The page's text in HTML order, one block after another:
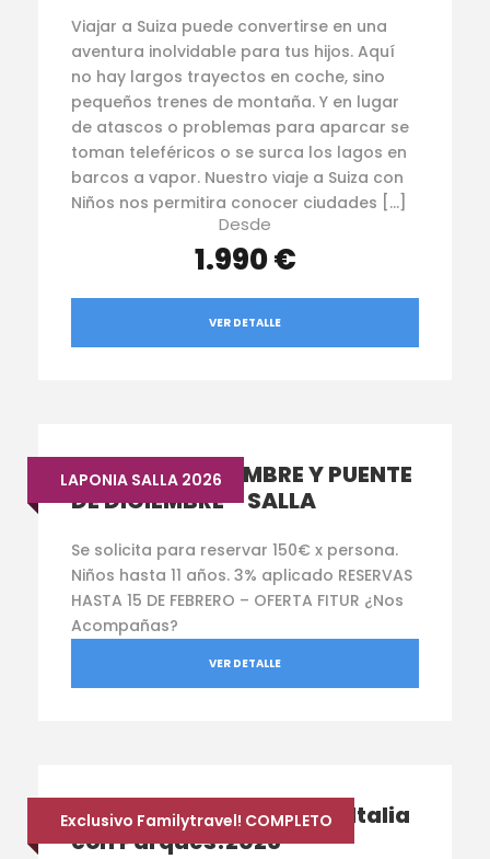
Viajar a Suiza puede convertirse en una
aventura inolvidable para tus hijos. Aquí
no hay largos trayectos en coche, sino
pequeños trenes de montaña. Y en lugar
de atascos o problemas para aparcar se
toman teleféricos o se surca los lagos en
barcos a vapor. Nuestro viaje a Suiza con
Niños nos permitira conocer ciudades […]
Desde
1.990 €
VER DETALLE
LAPONIA SALLA 2026
LAPONIA NOVIEMBRE Y PUENTE
DE DICIEMBRE – SALLA
Se solicita para reservar 150€ x persona.
Niños hasta 11 años. 3% aplicado RESERVAS
HASTA 15 DE FEBRERO – OFERTA FITUR ¿Nos
Acompañas?
VER DETALLE
Exclusivo Familytravel! COMPLETO
¡Maravilloso viaje Norte Italia
con Parques!2026